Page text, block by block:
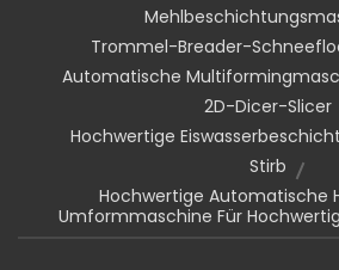
Trommel-Breader-
Automatische
2D-Dicer-Slicer
Hochwertige
Stirb
Hochwertige Automatische
Umformmaschine Für